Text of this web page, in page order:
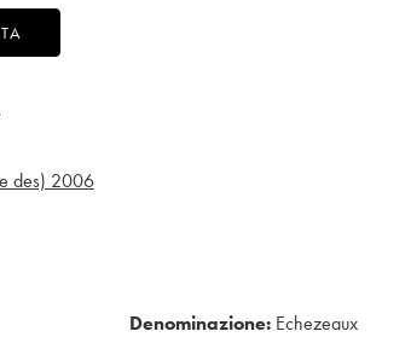
des) 2006
Denominazione: Echezeaux